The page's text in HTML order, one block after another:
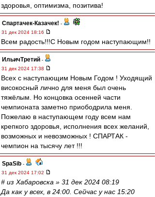
здоровья, оптимизма, позитива!
Спартачек-Казачек! -
31 дек 2024 18:16
Всем радость!!!С Новым годом наступающим!!
ИльичТpeтий -
31 дек 2024 17:38
Всех с наступающим Новым Годом ! Уходящий
високосный лично для меня был очень
тяжёлым. Но концовка осенней части
чемпионата заметно приободрила меня.
Пожелаю в наступающем году всем нам
крепкого здоровья, исполнения всех желаний,
возможных и невозможных ! СПАРТАК -
чемпион на тысячу лет !!!
SpaSib -
31 дек 2024 17:02
# из Хабаровска » 31 дек 2024 08:19
Да как у всех, в 24:00. Сейчас у нас 15:20